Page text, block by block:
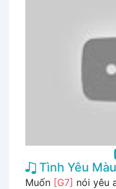
Tình Yêu
Muốn [G7] nói yêu